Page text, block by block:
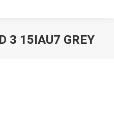
3 15IAU7 GREY